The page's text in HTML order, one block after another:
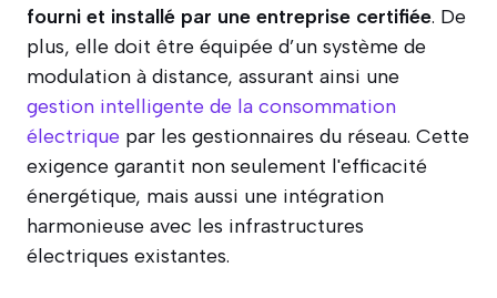
fourni et installé par une entreprise certifiée. De
plus, elle doit être équipée d’un système de
modulation à distance, assurant ainsi une
gestion intelligente de la consommation
électrique par les gestionnaires du réseau. Cette
exigence garantit non seulement l'efficacité
énergétique, mais aussi une intégration
harmonieuse avec les infrastructures
électriques existantes.